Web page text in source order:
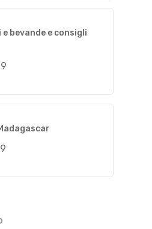
e bevande e consigli